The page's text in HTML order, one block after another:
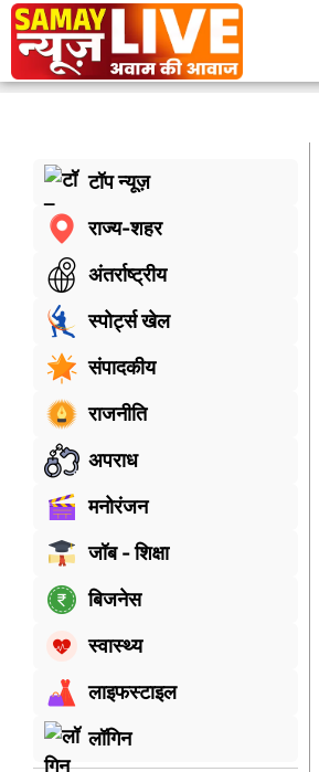
टॉप न्यूज़
राज्य-शहर
अंतर्राष्ट्रीय
स्पोर्ट्स खेल
संपादकीय
राजनीति
अपराध
मनोरंजन
जॉब - शिक्षा
बिजनेस
स्वास्थ्य
लाइफस्टाइल
लॉगिन